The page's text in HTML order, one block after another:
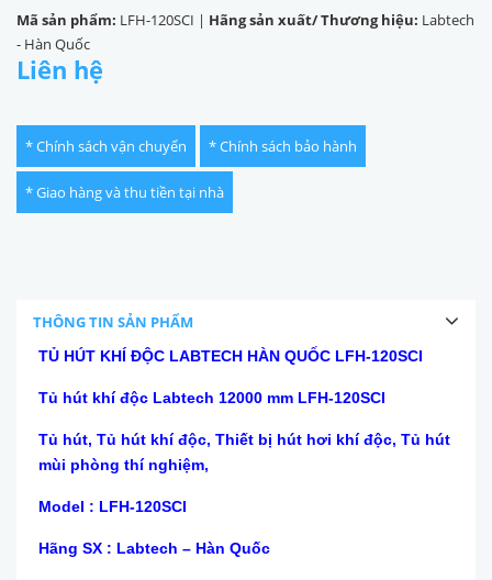
Mã sản phẩm: LFH-120SCI | Hãng sản xuất/ Thương hiệu: Labtech
- Hàn Quốc
Liên hệ
* Chính sách vận chuyển * Chính sách bảo hành
* Giao hàng và thu tiền tại nhà
THÔNG TIN SẢN PHẨM
TỦ HÚT KHÍ ĐỘC LABTECH HÀN QUỐC LFH-120SCI
Tủ hút khí độc Labtech 12000 mm LFH-120SCI
Tủ hút, Tủ hút khí độc, Thiết bị hút hơi khí độc, Tủ hút
mùi phòng thí nghiệm,
Model : LFH-120SCI
Hãng SX : Labtech – Hàn Quốc